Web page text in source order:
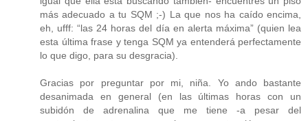
más adecuado a tu SQM ;-) La que nos ha caído encima,
eh, ufff: “las 24 horas del día en alerta máxima” (quien lea
esta última frase y tenga SQM ya entenderá perfectamente
lo que digo, para su desgracia).
Gracias por preguntar por mi, niña. Yo ando bastante
desanimada en general (en las últimas horas con un
subidón de adrenalina que me tiene -a pesar del